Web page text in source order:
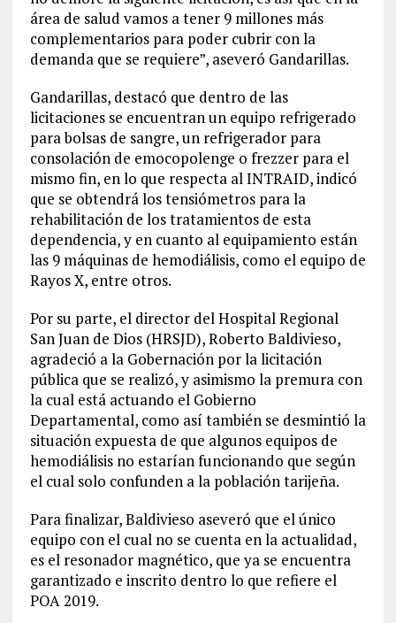
área de salud vamos a tener 9 millones más
complementarios para poder cubrir con la
demanda que se requiere”, aseveró Gandarillas.
Gandarillas, destacó que dentro de las
licitaciones se encuentran un equipo refrigerado
para bolsas de sangre, un refrigerador para
consolación de emocopolenge o frezzer para el
mismo fin, en lo que respecta al INTRAID, indicó
que se obtendrá los tensiómetros para la
rehabilitación de los tratamientos de esta
dependencia, y en cuanto al equipamiento están
las 9 máquinas de hemodiálisis, como el equipo de
Rayos X, entre otros.
Por su parte, el director del Hospital Regional
San Juan de Dios (HRSJD), Roberto Baldivieso,
agradeció a la Gobernación por la licitación
pública que se realizó, y asimismo la premura con
la cual está actuando el Gobierno
Departamental, como así también se desmintió la
situación expuesta de que algunos equipos de
hemodiálisis no estarían funcionando que según
el cual solo confunden a la población tarijeña.
Para finalizar, Baldivieso aseveró que el único
equipo con el cual no se cuenta en la actualidad,
es el resonador magnético, que ya se encuentra
garantizado e inscrito dentro lo que refiere el
POA 2019.